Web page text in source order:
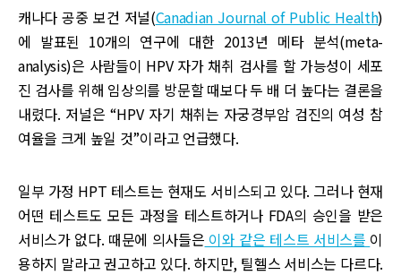
캐나다 공중 보건 저널(Canadian Journal of Public Health)
에 발표된 10개의 연구에 대한 2013년 메타 분석(meta-
analysis)은 사람들이 HPV 자가 채취 검사를 할 가능성이 세포
진 검사를 위해 임상의를 방문할 때보다 두 배 더 높다는 결론을
내렸다. 저널은 “HPV 자기 채취는 자궁경부암 검진의 여성 참
여율을 크게 높일 것”이라고 언급했다.
일부 가정 HPT 테스트는 현재도 서비스되고 있다. 그러나 현재
어떤 테스트도 모든 과정을 테스트하거나 FDA의 승인을 받은
서비스가 없다. 때문에 의사들은 이와 같은 테스트 서비스를 이
용하지 말라고 권고하고 있다. 하지만, 틸헬스 서비스는 다르다.